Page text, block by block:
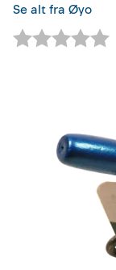
Se alt fra Øyo